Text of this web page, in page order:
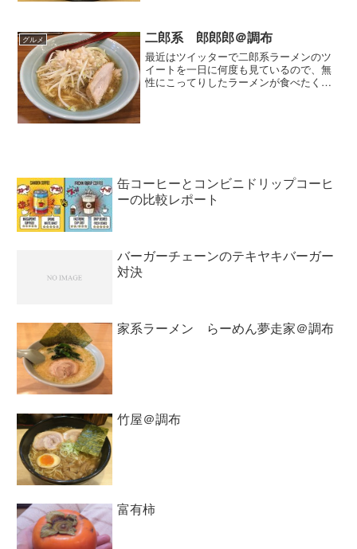
グルメ 二郎系 郎郎郎＠調布
最近はツイッターで二郎系ラーメンのツ
イートを一日に何度も見ているので、無
性にこってりしたラーメンが食べたくな
缶コーヒーとコンビニドリップコーヒ
ーの比較レポート
バーガーチェーンのテキヤキバーガー
対決
家系ラーメン らーめん夢走家＠調布
竹屋＠調布
富有柿